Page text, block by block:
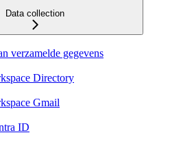
Data collection
verzamelde gegevens
Directory
Gmail
ID